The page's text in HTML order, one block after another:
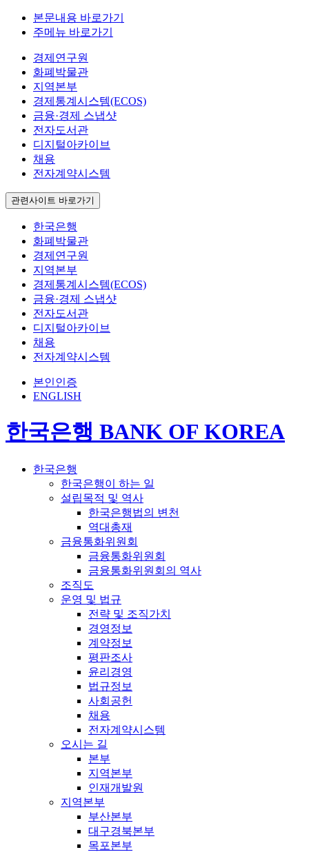
본문내용 바로가기
주메뉴 바로가기
경제연구원
화폐박물관
지역본부
경제통계시스템(ECOS)
금융·경제 스냅샷
전자도서관
디지털아카이브
채용
전자계약시스템
관련사이트 바로가기
한국은행
화폐박물관
경제연구원
지역본부
경제통계시스템(ECOS)
금융·경제 스냅샷
전자도서관
디지털아카이브
채용
전자계약시스템
본인인증
ENGLISH
한국은행 BANK OF KOREA
한국은행
한국은행이 하는 일
설립목적 및 역사
한국은행법의 변천
역대총재
금융통화위원회
금융통화위원회
금융통화위원회의 역사
조직도
운영 및 법규
전략 및 조직가치
경영정보
계약정보
평판조사
윤리경영
법규정보
사회공헌
채용
전자계약시스템
오시는 길
본부
지역본부
인재개발원
지역본부
부산본부
대구경북본부
목포본부